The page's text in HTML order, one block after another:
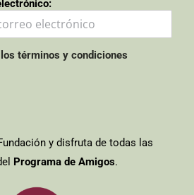
términos y condiciones
y disfruta de todas las
Programa de Amigos.